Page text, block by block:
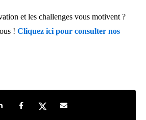
et les challenges vous motivent ?
! Cliquez ici pour consulter nos
on LinkedIn
Share on Facebook
Share on TwitterShare by e-mail